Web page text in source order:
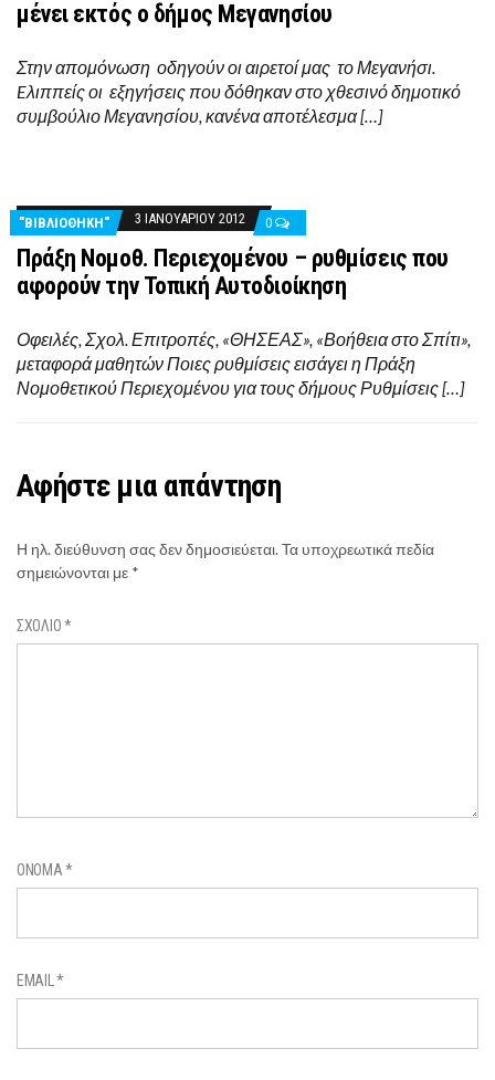
μένει εκτός ο δήμος Μεγανησίου
Στην απομόνωση οδηγούν οι αιρετοί μας το Μεγανήσι.
Eλιππείς οι εξηγήσεις που δόθηκαν στο χθεσινό δημοτικό
συμβούλιο Μεγανησίου, κανένα αποτέλεσμα […]
"ΒΙΒΛΙΟΘΉΚΗ" 3 ΙΑΝΟΥΑΡΊΟΥ 2012 0
Πράξη Νομοθ. Περιεχομένου – ρυθμίσεις που
αφορούν την Τοπική Αυτοδιοίκηση
Οφειλές, Σχολ. Επιτροπές, «ΘΗΣΕΑΣ», «Βοήθεια στο Σπίτι»,
μεταφορά μαθητών Ποιες ρυθμίσεις εισάγει η Πράξη
Νομοθετικού Περιεχομένου για τους δήμους Ρυθμίσεις […]
Αφήστε μια απάντηση
Η ηλ. διεύθυνση σας δεν δημοσιεύεται.Τα υποχρεωτικά πεδία
σημειώνονται με *
ΣΧΌΛΙΟ*
ΌΝΟΜΑ*
EMAIL*